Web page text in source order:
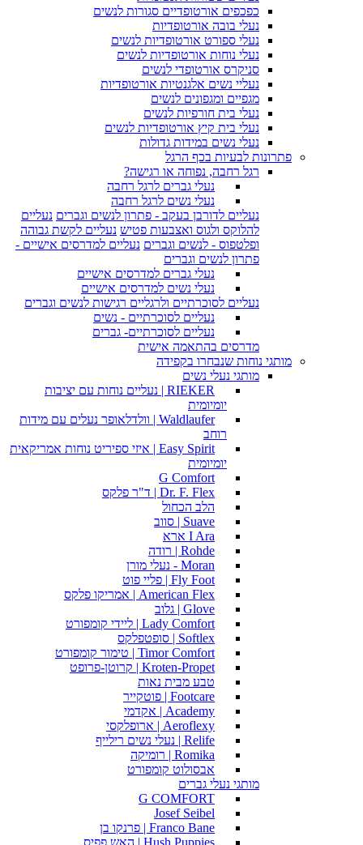
כפכפים אורטופדיים סגורות לנשים
נעלי בובה אורטופדיות
נעלי ספורט אורטופדיות לנשים
נעלי נוחות אורטופדיות לנשים
סניקרס אורטופדי לנשים
נעליי נשים אלגנטיות אורטופדיות
מגפיים ומגפונים לנשים
נעלי בית חורפיות לנשים
נעלי בית קיץ אורטופדיות לנשים
נעלי נשים במידות גדולות
פתרונות לבעיות בכף הרגל
רגל רחבה, נפוחה או רגישה?
נעלי גברים לרגל רחבה
נעלי נשים לרגל רחבה
נעליים לדורבן בעקב - פתרון לנשים וגברים נעליים
להלוקס ולגוס ואצבעות פטיש נעליים לקשת גבוהה
ופלטפוס - לנשים וגברים נעליים למדרסים אישיים -
פתרון לנשים וגברים
נעלי גברים למדרסים אישיים
נעלי נשים למדרסים אישיים
נעליים לסוכרתיים ולרגליים רגישות לנשים וגברים
נעליים לסוכרתיים - נשים
נעליים לסוכרתיים- גברים
מדרסים בהתאמה אישית
מותגי נוחות שנבחרו בקפידה
מותגי נעלי נשים
RIEKER | נעליים נוחות עם יציבות
יומיומית
Waldlaufer | וולדלאופר נעלים עם מידות
רוחב
Easy Spirit | איזי ספיריט נוחות אמריקאית
יומיומית
G Comfort
Dr. F. Flex | ד"ר פלקס
הלב הכחול
Suave | סווב
I Ara ארא
Rohde | רודה
Moran - נעלי מורן
Fly Foot | פליי פוט
American Flex | אמריקו פלקס
Glove | גלוב
Lady Comfort | ליידי קומפורט
Softlex | סופטפלקס
Timor Comfort | טימור קומפורט
Kroten-Propet | קרוטן-פרופט
טבע מבית נאות
Footcare | פוטקייר
Academy | אקדמי
Aeroflexy | ארופלקסי
Relife | נעלי נשים רילייף
Romika | רומיקה
אבסולוט קומפורט
מותגי נעלי גברים
G COMFORT
Josef Seibel
Franco Bane | פרנקו בן
Hush Puppies | האש פפיס